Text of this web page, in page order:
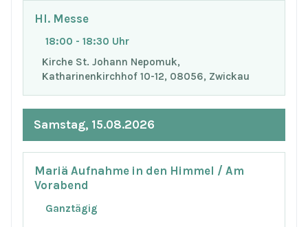
Hl. Messe
18:00 - 18:30 Uhr
Kirche St. Johann Nepomuk,
Katharinenkirchhof 10-12, 08056, Zwickau
Samstag, 15.08.2026
Mariä Aufnahme in den Himmel / Am
Vorabend
Ganztägig